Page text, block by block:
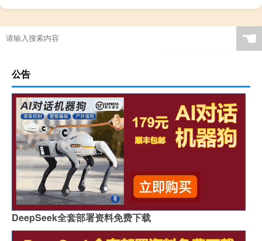
☚
公告
DeepSeek全套部署资料免费下载